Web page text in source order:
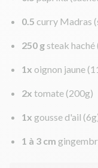
0.5 curry Madras
250 g steak haché
1x oignon jaune
2x tomate (200g)
1x gousse d'ail
1 à 3 cm